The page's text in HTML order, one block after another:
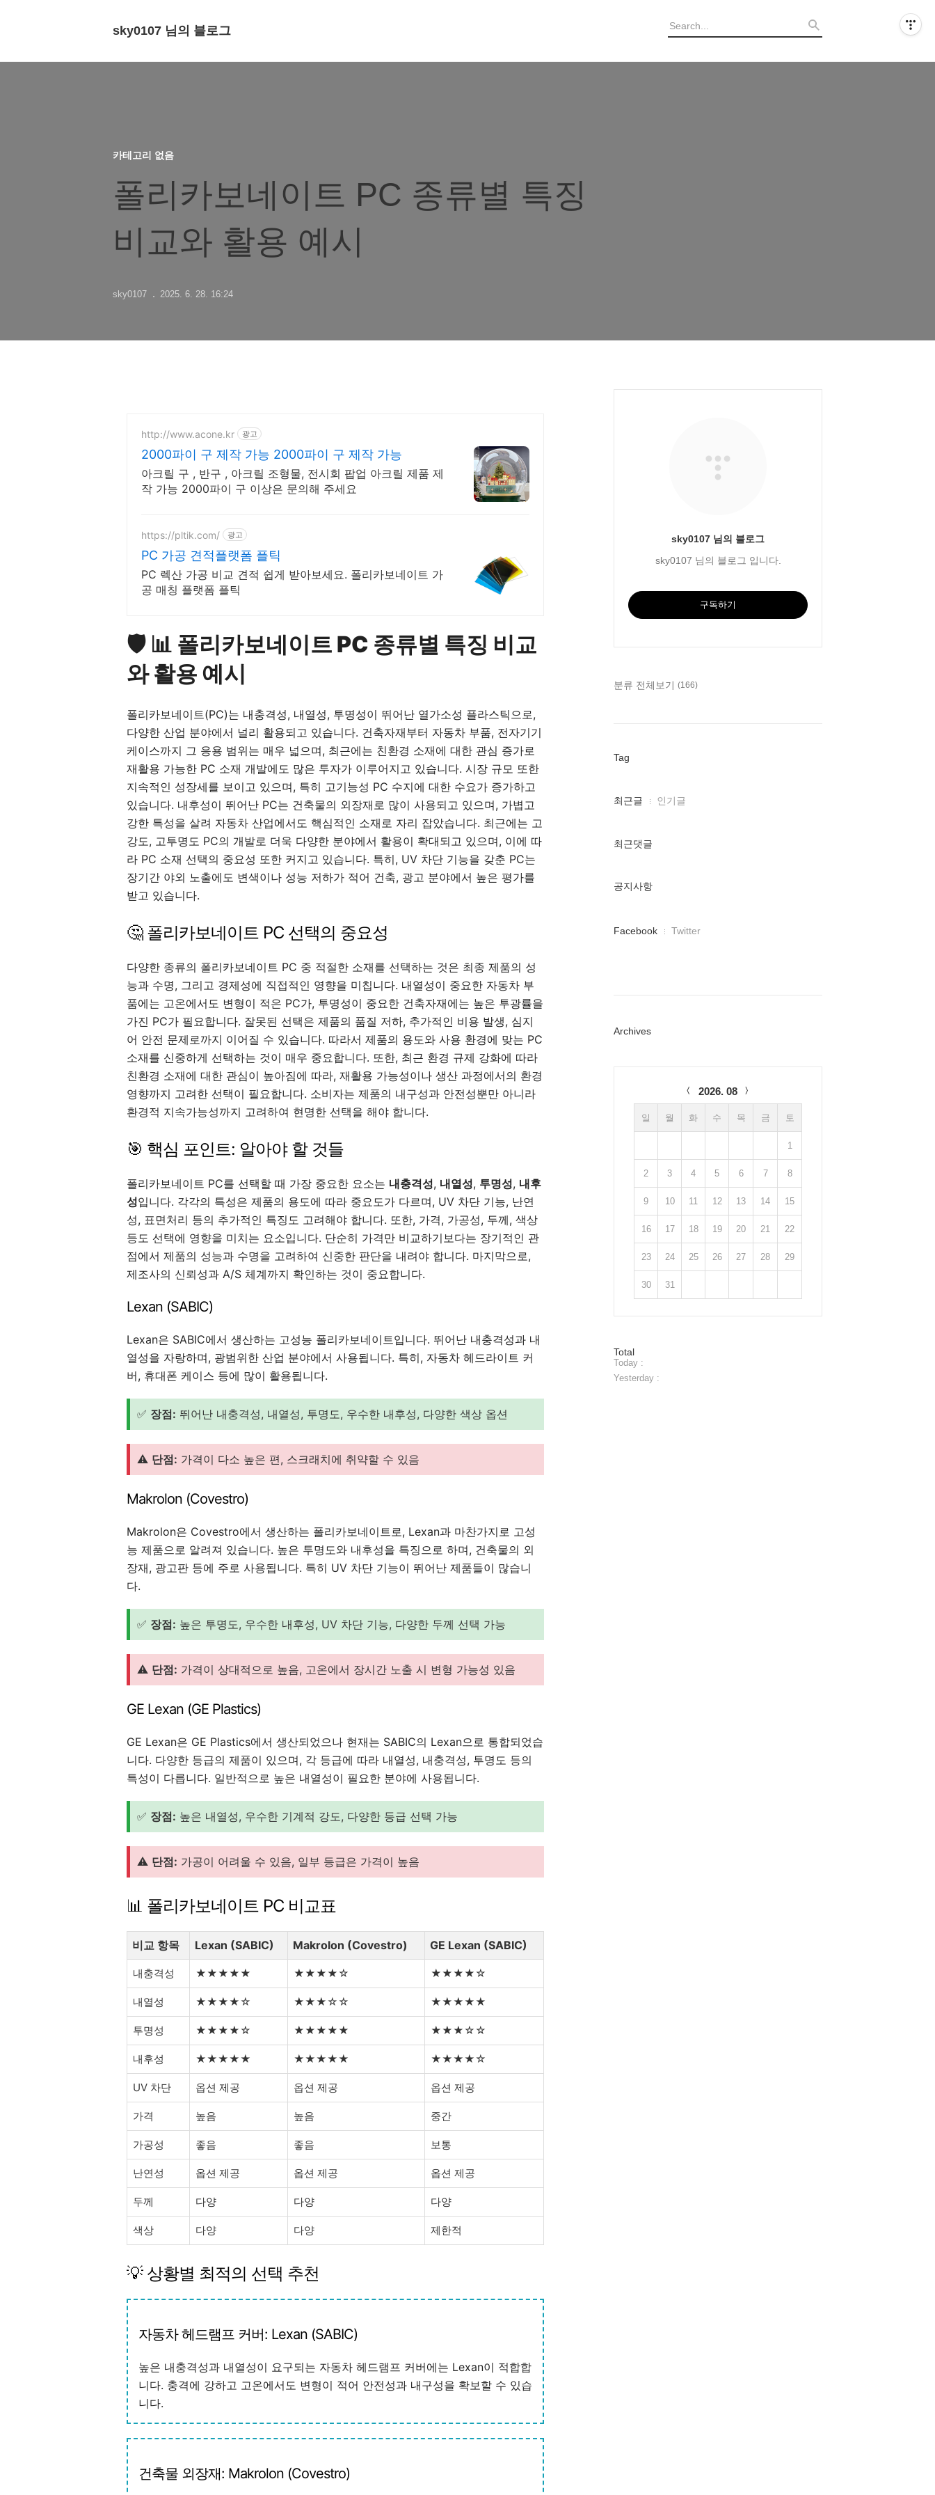
sky0107 님의 블로그
카테고리 없음
폴리카보네이트 PC 종류별 특징
비교와 활용 예시
sky0107 2025. 6. 28. 16:24
http://www.acone.kr 광고
2000파이 구 제작 가능 2000파이 구 제작 가능
아크릴 구 , 반구 , 아크릴 조형물, 전시회 팝업 아크릴 제품 제
작 가능 2000파이 구 이상은 문의해 주세요
https://pltik.com/ 광고
PC 가공 견적플랫폼 플틱
PC 렉산 가공 비교 견적 쉽게 받아보세요. 폴리카보네이트 가
공 매칭 플랫폼 플틱
🛡️ 📊 폴리카보네이트 PC 종류별 특징 비교
와 활용 예시
폴리카보네이트(PC)는 내충격성, 내열성, 투명성이 뛰어난 열가소성 플라스틱으로,
다양한 산업 분야에서 널리 활용되고 있습니다. 건축자재부터 자동차 부품, 전자기기
케이스까지 그 응용 범위는 매우 넓으며, 최근에는 친환경 소재에 대한 관심 증가로
재활용 가능한 PC 소재 개발에도 많은 투자가 이루어지고 있습니다. 시장 규모 또한
지속적인 성장세를 보이고 있으며, 특히 고기능성 PC 수지에 대한 수요가 증가하고
있습니다. 내후성이 뛰어난 PC는 건축물의 외장재로 많이 사용되고 있으며, 가볍고
강한 특성을 살려 자동차 산업에서도 핵심적인 소재로 자리 잡았습니다. 최근에는 고
강도, 고투명도 PC의 개발로 더욱 다양한 분야에서 활용이 확대되고 있으며, 이에 따
라 PC 소재 선택의 중요성 또한 커지고 있습니다. 특히, UV 차단 기능을 갖춘 PC는
장기간 야외 노출에도 변색이나 성능 저하가 적어 건축, 광고 분야에서 높은 평가를
받고 있습니다.
🤔 폴리카보네이트 PC 선택의 중요성
다양한 종류의 폴리카보네이트 PC 중 적절한 소재를 선택하는 것은 최종 제품의 성
능과 수명, 그리고 경제성에 직접적인 영향을 미칩니다. 내열성이 중요한 자동차 부
품에는 고온에서도 변형이 적은 PC가, 투명성이 중요한 건축자재에는 높은 투광률을
가진 PC가 필요합니다. 잘못된 선택은 제품의 품질 저하, 추가적인 비용 발생, 심지
어 안전 문제로까지 이어질 수 있습니다. 따라서 제품의 용도와 사용 환경에 맞는 PC
소재를 신중하게 선택하는 것이 매우 중요합니다. 또한, 최근 환경 규제 강화에 따라
친환경 소재에 대한 관심이 높아짐에 따라, 재활용 가능성이나 생산 과정에서의 환경
영향까지 고려한 선택이 필요합니다. 소비자는 제품의 내구성과 안전성뿐만 아니라
환경적 지속가능성까지 고려하여 현명한 선택을 해야 합니다.
🎯 핵심 포인트: 알아야 할 것들
폴리카보네이트 PC를 선택할 때 가장 중요한 요소는 내충격성, 내열성, 투명성, 내후
성입니다. 각각의 특성은 제품의 용도에 따라 중요도가 다르며, UV 차단 기능, 난연
성, 표면처리 등의 추가적인 특징도 고려해야 합니다. 또한, 가격, 가공성, 두께, 색상
등도 선택에 영향을 미치는 요소입니다. 단순히 가격만 비교하기보다는 장기적인 관
점에서 제품의 성능과 수명을 고려하여 신중한 판단을 내려야 합니다. 마지막으로,
제조사의 신뢰성과 A/S 체계까지 확인하는 것이 중요합니다.
Lexan (SABIC)
Lexan은 SABIC에서 생산하는 고성능 폴리카보네이트입니다. 뛰어난 내충격성과 내
열성을 자랑하며, 광범위한 산업 분야에서 사용됩니다. 특히, 자동차 헤드라이트 커
버, 휴대폰 케이스 등에 많이 활용됩니다.
✅ 장점: 뛰어난 내충격성, 내열성, 투명도, 우수한 내후성, 다양한 색상 옵션
⚠️ 단점: 가격이 다소 높은 편, 스크래치에 취약할 수 있음
Makrolon (Covestro)
Makrolon은 Covestro에서 생산하는 폴리카보네이트로, Lexan과 마찬가지로 고성
능 제품으로 알려져 있습니다. 높은 투명도와 내후성을 특징으로 하며, 건축물의 외
장재, 광고판 등에 주로 사용됩니다. 특히 UV 차단 기능이 뛰어난 제품들이 많습니
다.
✅ 장점: 높은 투명도, 우수한 내후성, UV 차단 기능, 다양한 두께 선택 가능
⚠️ 단점: 가격이 상대적으로 높음, 고온에서 장시간 노출 시 변형 가능성 있음
GE Lexan (GE Plastics)
GE Lexan은 GE Plastics에서 생산되었으나 현재는 SABIC의 Lexan으로 통합되었습
니다. 다양한 등급의 제품이 있으며, 각 등급에 따라 내열성, 내충격성, 투명도 등의
특성이 다릅니다. 일반적으로 높은 내열성이 필요한 분야에 사용됩니다.
✅ 장점: 높은 내열성, 우수한 기계적 강도, 다양한 등급 선택 가능
⚠️ 단점: 가공이 어려울 수 있음, 일부 등급은 가격이 높음
📊 폴리카보네이트 PC 비교표
비교 항목 Lexan (SABIC) Makrolon (Covestro) GE Lexan (SABIC)
내충격성 ★★★★★ ★★★★☆ ★★★★☆
내열성 ★★★★☆ ★★★☆☆ ★★★★★
투명성 ★★★★☆ ★★★★★ ★★★☆☆
내후성 ★★★★★ ★★★★★ ★★★★☆
UV 차단 옵션 제공 옵션 제공 옵션 제공
가격 높음 높음 중간
가공성 좋음 좋음 보통
난연성 옵션 제공 옵션 제공 옵션 제공
두께 다양 다양 다양
색상 다양 다양 제한적
💡 상황별 최적의 선택 추천
자동차 헤드램프 커버: Lexan (SABIC)
높은 내충격성과 내열성이 요구되는 자동차 헤드램프 커버에는 Lexan이 적합합
니다. 충격에 강하고 고온에서도 변형이 적어 안전성과 내구성을 확보할 수 있습
니다.
건축물 외장재: Makrolon (Covestro)
sky0107 님의 블로그
sky0107 님의 블로그 입니다.
구독하기
분류 전체보기 (166)
Tag
최
인
최근글 인기글
최근댓글
공지사항
페
러
Facebook Twitter
Archives
2026. 08
일 월 화 수 목 금 토
1
2 3 4 5 6 7 8
9 10 11 12 13 14 15
16 17 18 19 20 21 22
23 24 25 26 27 28 29
30 31
방
문
자
Total
Today :
Yesterday :